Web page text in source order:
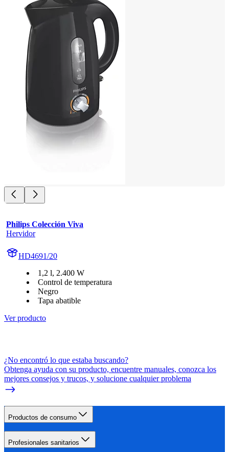
Philips Colección Viva
Hervidor
HD4691/20
1,2 l, 2.400 W
Control de temperatura
Negro
Tapa abatible
Ver producto
¿No encontró lo que estaba buscando?
Obtenga ayuda con su producto, encuentre manuales, conozca los
mejores consejos y trucos, y solucione cualquier problema
Productos de consumo
Profesionales sanitarios